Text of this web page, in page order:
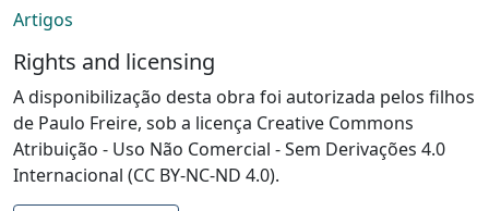
Artigos
Rights and licensing
A disponibilização desta obra foi autorizada pelos filhos
de Paulo Freire, sob a licença Creative Commons
Atribuição - Uso Não Comercial - Sem Derivações 4.0
Internacional (CC BY-NC-ND 4.0).